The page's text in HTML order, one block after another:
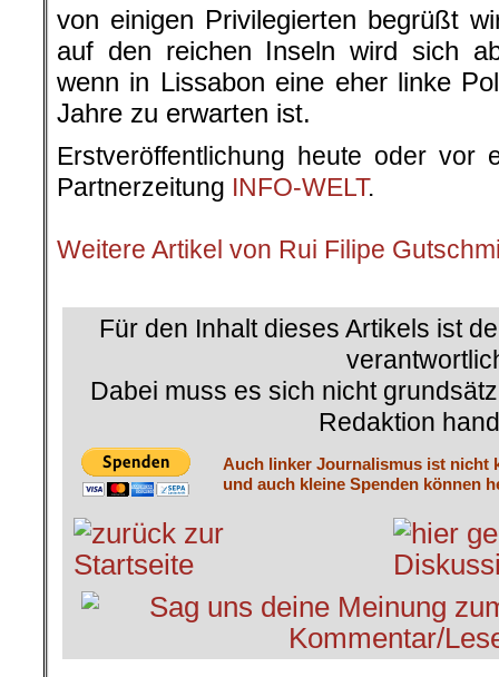
von einigen Privilegierten begrüßt
auf den reichen Inseln wird sich
wenn in Lissabon eine eher linke
Jahre zu erwarten ist.
Erstveröffentlichung heute oder vor
Partnerzeitung INFO-WELT.
Weitere Artikel von Rui Filipe
Für den Inhalt dieses Artikels ist
Dabei muss es sich nicht
Redaktion
Auch linker Journalismus ist nicht
und auch kleine Spenden können